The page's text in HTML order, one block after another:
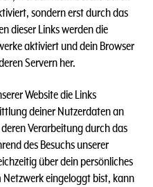
sondern erst durch das
dieser Links werden die
aktiviert und dein Browser
Servern her.
Website die Links
deiner Nutzerdaten an
Verarbeitung durch das
des Besuchs unserer
über dein persönliches
eingeloggt bist, kann